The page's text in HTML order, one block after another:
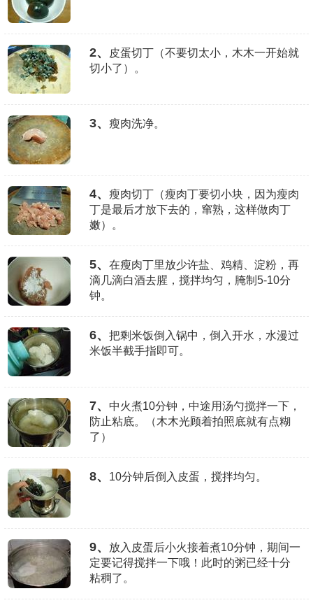
2、
皮蛋切丁（不要切太小，木木一开始就
切小了）。
3、 瘦肉洗净。
4、
瘦肉切丁（瘦肉丁要切小块，因为瘦肉
丁是最后才放下去的，窜熟，这样做肉丁
嫩）。
5、
在瘦肉丁里放少许盐、鸡精、淀粉，再
滴几滴白酒去腥，搅拌均匀，腌制5-10分
钟。
6、
把剩米饭倒入锅中，倒入开水，水漫过
米饭半截手指即可。
7、
中火煮10分钟，中途用汤勺搅拌一下，
防止粘底。（木木光顾着拍照底就有点糊
了）
8、 10分钟后倒入皮蛋，搅拌均匀。
9、
放入皮蛋后小火接着煮10分钟，期间一
定要记得搅拌一下哦！此时的粥已经十分
粘稠了。